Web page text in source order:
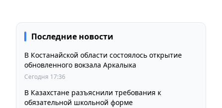
Последние новости
В Костанайской области состоялось открытие
обновленного вокзала Аркалыка
Сегодня 17:36
В Казахстане разъяснили требования к
обязательной школьной форме